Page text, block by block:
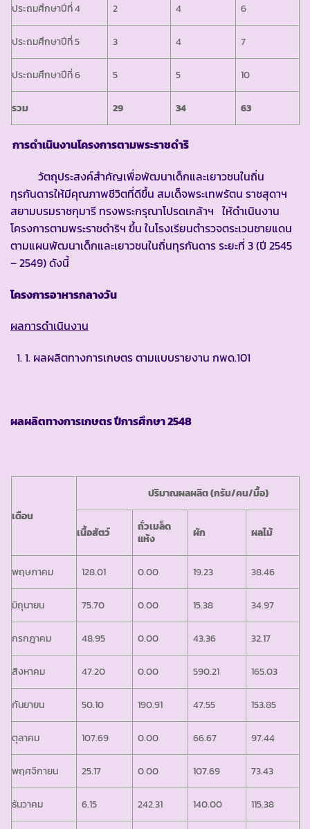
ประถมศึกษาปีที่ 4 2 4 6
ประถมศึกษาปีที่ 5 3 4 7
ประถมศึกษาปีที่ 6 5 5 10
รวม 29 34 63
การดำเนินงานโครงการตามพระราชดำริ
วัตถุประสงค์สำคัญเพื่อพัฒนาเด็กและเยาวชนในถิ่น
ทุรกันดารให้มีคุณภาพชีวิตที่ดีขึ้น สมเด็จพระเทพรัตน ราชสุดาฯ
สยามบรมราชกุมารี ทรงพระกรุณาโปรดเกล้าฯ ให้ดำเนินงาน
โครงการตามพระราชดำริฯ ขึ้น ในโรงเรียนตำรวจตระเวนชายแดน
ตามแผนพัฒนาเด็กและเยาวชนในถิ่นทุรกันดาร ระยะที่ 3 (ปี 2545
– 2549) ดังนี้
โครงการอาหารกลางวัน
ผลการดำเนินงาน
1. ผลผลิตทางการเกษตร ตามแบบรายงาน กพด.101
ผลผลิตทางการเกษตร ปีการศึกษา2548
เดือน
ปริมาณผลผลิต (กรัม/คน/มื้อ)
เนื้อสัตว์
ถั่วเมล็ด
แห้ง
ผัก ผลไม้
พฤษภาคม 128.01 0.00 19.23 38.46
มิถุนายน 75.70 0.00 15.38 34.97
กรกฎาคม 48.95 0.00 43.36 32.17
สิงหาคม 47.20 0.00 590.21 165.03
กันยายน 50.10 190.91 47.55 153.85
ตุลาคม 107.69 0.00 66.67 97.44
พฤศจิกายน 25.17 0.00 107.69 73.43
ธันวาคม 6.15 242.31 140.00 115.38